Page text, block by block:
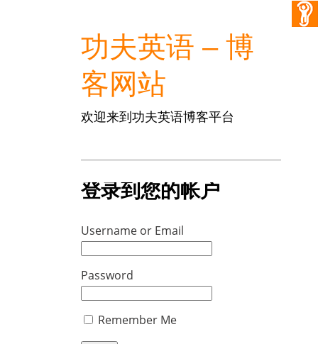
功夫英语 – 博
客网站
欢迎来到功夫英语博客平台
登录到您的帐户
Username or Email
Password
Remember Me